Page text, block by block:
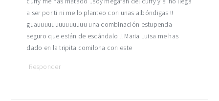
a ser por ti ni me lo planteo con unas albóndigas !!
guauuuuuuuuuuuuuu una combinación estupenda
seguro que están de escándalo !! Maria Luisa me has
dado en la tripita comilona con este
Responder